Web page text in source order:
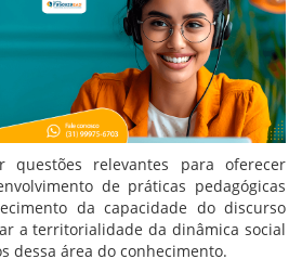
questões relevantes para oferecer
de práticas pedagógicas
da capacidade do discurso
a territorialidade da dinâmica social
dessa área do conhecimento.